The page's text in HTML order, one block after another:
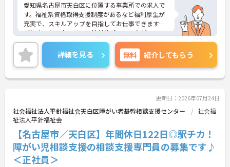
愛知県名古屋市天白区に位置する事業所での求人で
す。福祉系資格取得支援制度があるなど福利厚生が
充実で、スキルアップを目指してお仕事できます◎
ご興味のある方には、面接対策ポイントなど、さら
に詳細をご案内しますのでお気軽にご相談くださ
い！
詳細を見る 無料 紹介してもらう
更新日：2026年07月24日
社会福祉法人平針福祉会天白区障がい者基幹相談支援センター
社会福
祉法人平針福祉会
【名古屋市／天白区】年間休日122日◎駅チカ！
障がい児相談支援の相談支援専門員の募集です♪
＜正社員＞